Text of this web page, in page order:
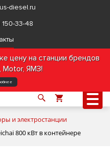
diesel.ru
33-48
цену на станции брендов
Motor, ЯМЗ!
и электростанции
800 кВт в контейнере